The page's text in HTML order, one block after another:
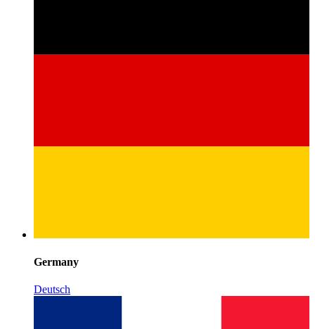
Germany
Deutsch